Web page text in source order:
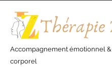
Accompagnement émotionnel &
corporel